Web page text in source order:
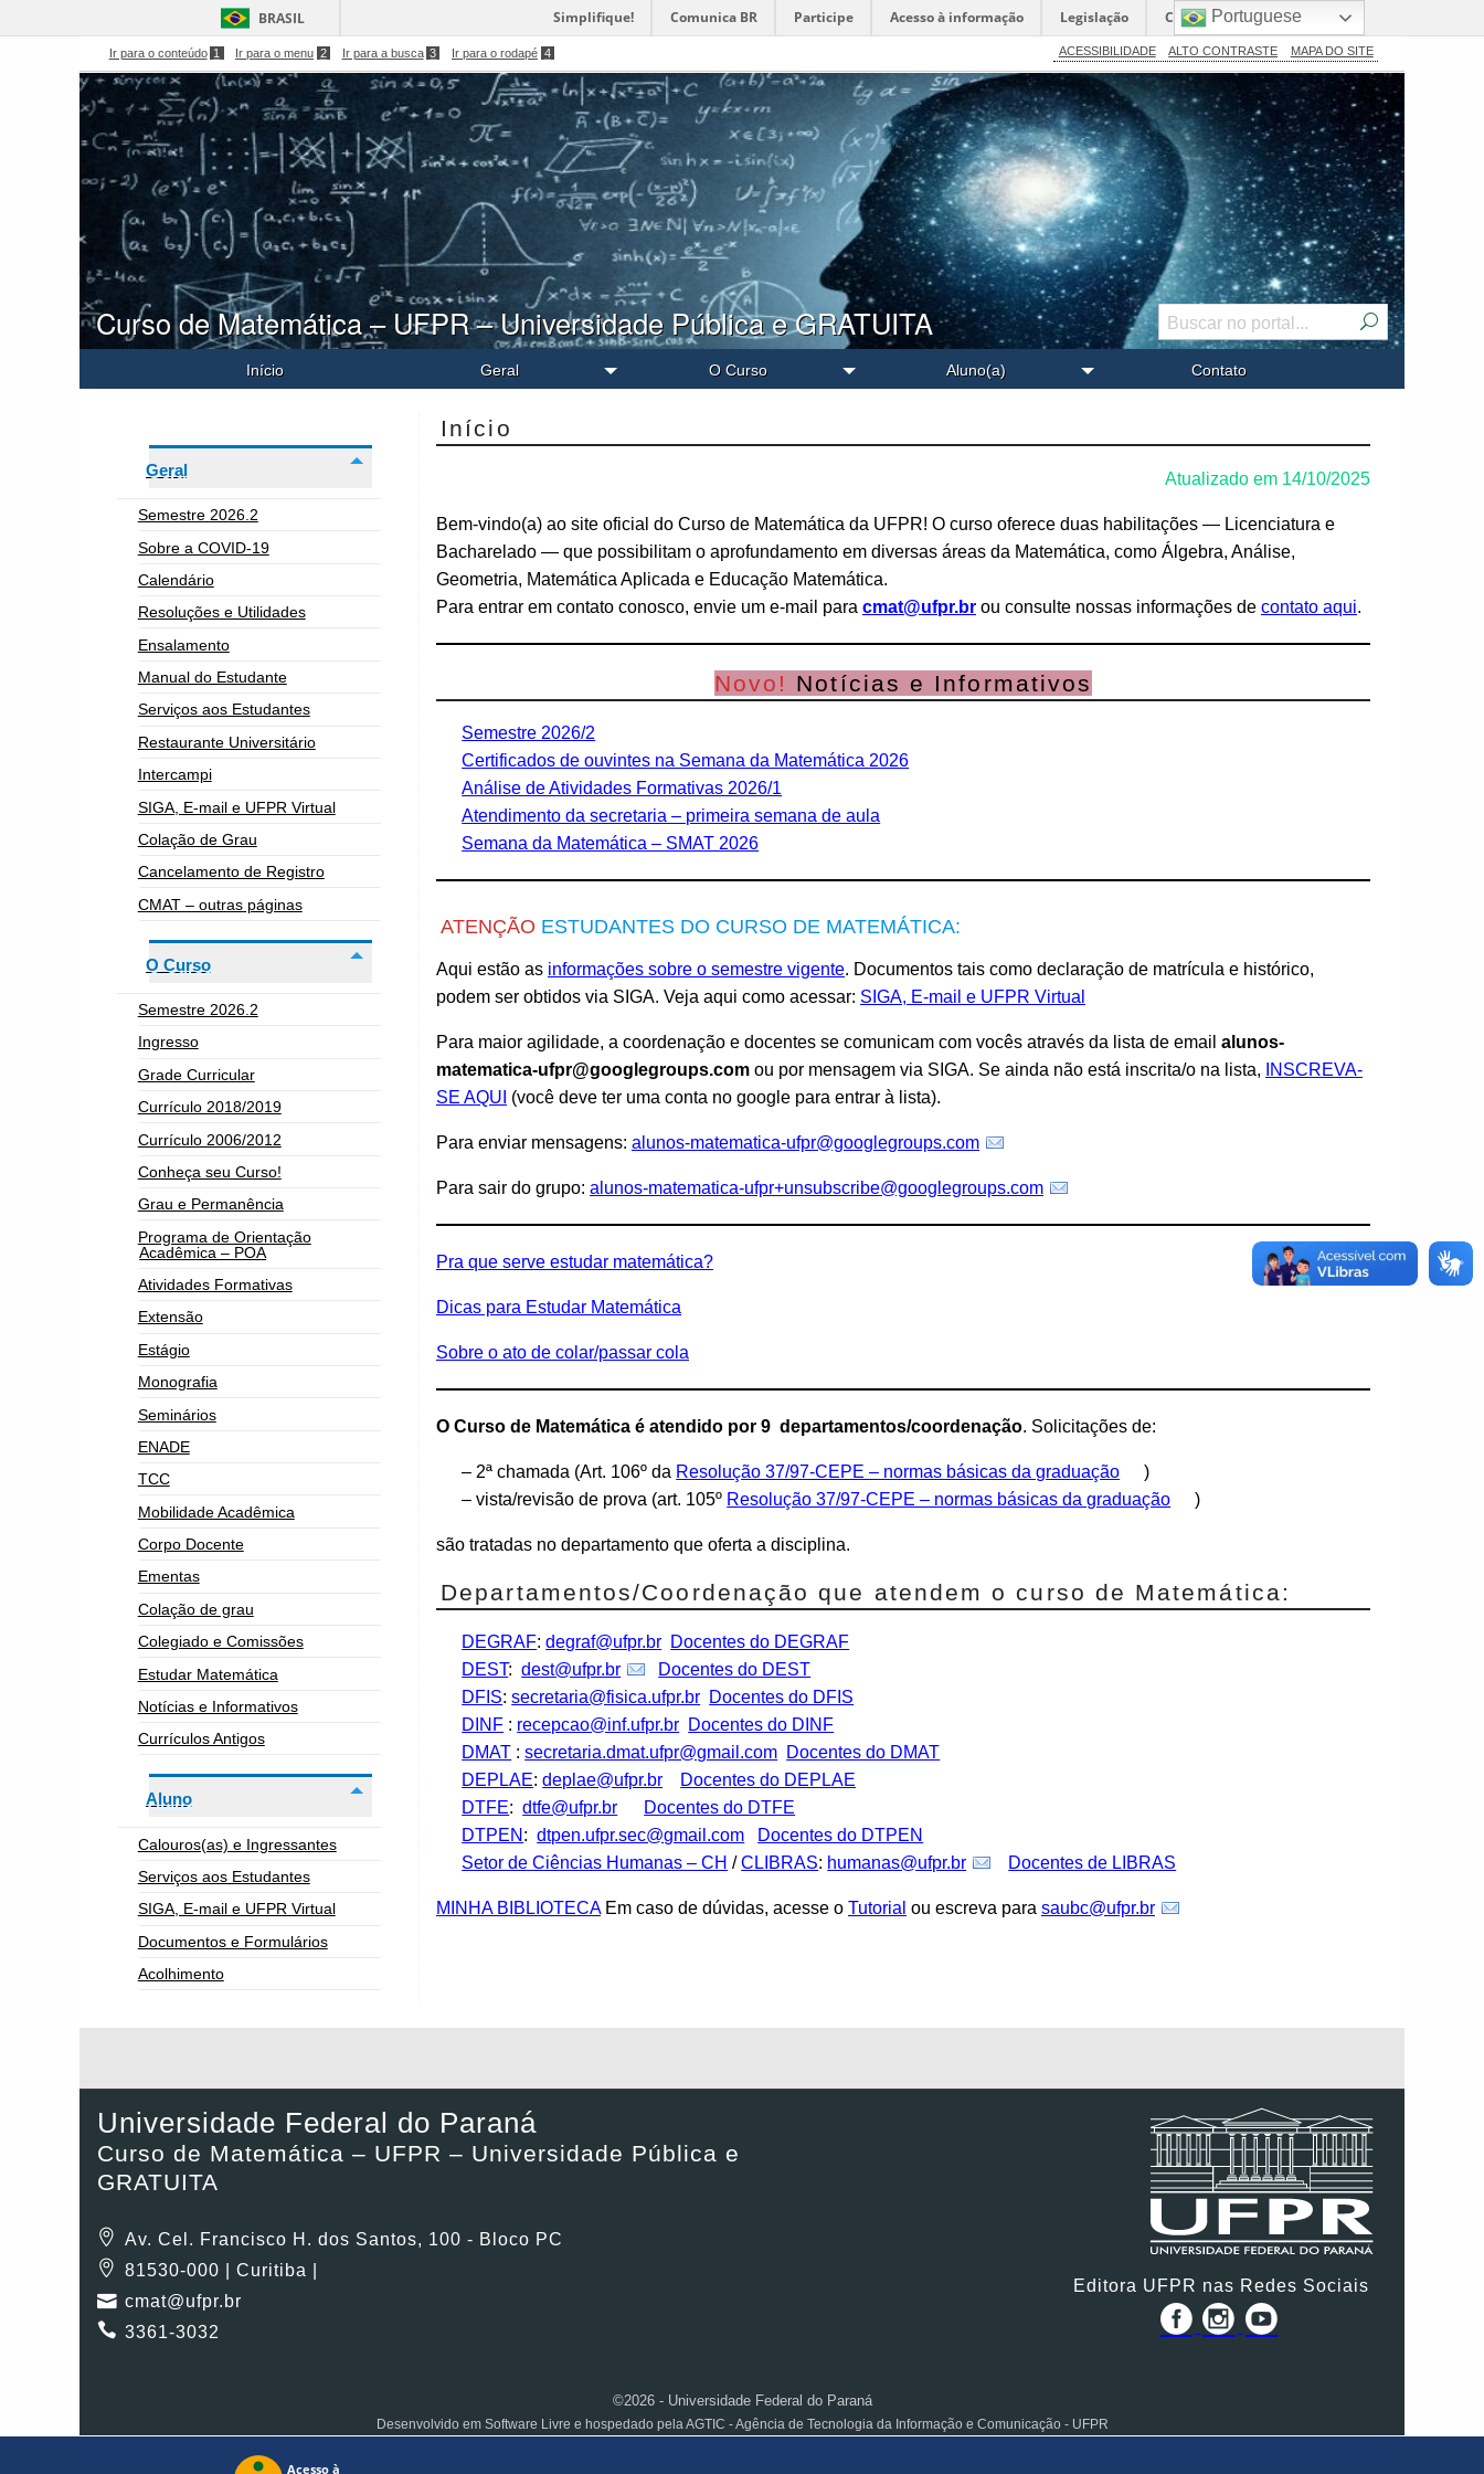
BRASIL Simplifique! Comunica BR Participe Acesso à informação Legislação Canais
Ir para o conteúdo 1 Ir para o menu 2 Ir para a busca 3 Ir para o rodapé 4 ACESSIBILIDADE ALTO CONTRASTE MAPA DO SITE
Curso de Matemática – UFPR – Universidade Pública e GRATUITA
Início Geral O Curso Aluno(a) Contato
Geral
Semestre 2026.2
Sobre a COVID-19
Calendário
Resoluções e Utilidades
Ensalamento
Manual do Estudante
Serviços aos Estudantes
Restaurante Universitário
Intercampi
SIGA, E-mail e UFPR Virtual
Colação de Grau
Cancelamento de Registro
CMAT – outras páginas
O Curso
Semestre 2026.2
Ingresso
Grade Curricular
Currículo 2018/2019
Currículo 2006/2012
Conheça seu Curso!
Grau e Permanência
Programa de Orientação
Acadêmica – POA
Atividades Formativas
Extensão
Estágio
Monografia
Seminários
ENADE
TCC
Mobilidade Acadêmica
Corpo Docente
Ementas
Colação de grau
Colegiado e Comissões
Estudar Matemática
Notícias e Informativos
Currículos Antigos
Aluno
Calouros(as) e Ingressantes
Serviços aos Estudantes
SIGA, E-mail e UFPR Virtual
Documentos e Formulários
Acolhimento
Início
Atualizado em 14/10/2025
Bem-vindo(a) ao site oficial do Curso de Matemática da UFPR! O curso oferece duas habilitações — Licenciatura e
Bacharelado — que possibilitam o aprofundamento em diversas áreas da Matemática, como Álgebra, Análise,
Geometria, Matemática Aplicada e Educação Matemática.
Para entrar em contato conosco, envie um e-mail para cmat@ufpr.br ou consulte nossas informações de contato aqui.
Novo! Notícias e Informativos
Semestre 2026/2
Certificados de ouvintes na Semana da Matemática 2026
Análise de Atividades Formativas 2026/1
Atendimento da secretaria – primeira semana de aula
Semana da Matemática – SMAT 2026
ATENÇÃO ESTUDANTES DO CURSO DE MATEMÁTICA:
Aqui estão as informações sobre o semestre vigente. Documentos tais como declaração de matrícula e histórico,
podem ser obtidos via SIGA. Veja aqui como acessar: SIGA, E-mail e UFPR Virtual
Para maior agilidade, a coordenação e docentes se comunicam com vocês através da lista de email alunos-
matematica-ufpr@googlegroups.com ou por mensagem via SIGA. Se ainda não está inscrita/o na lista,
INSCREVA-
SE AQUI (você deve ter uma conta no google para entrar à lista).
Para enviar mensagens: alunos-matematica-ufpr@googlegroups.com
Para sair do grupo: alunos-matematica-ufpr+unsubscribe@googlegroups.com
Pra que serve estudar matemática?
Dicas para Estudar Matemática
Sobre o ato de colar/passar cola
O Curso de Matemática é atendido por 9 departamentos/coordenação. Solicitações de:
– 2ª chamada (Art. 106º da Resolução 37/97-CEPE – normas básicas da graduação
)
– vista/revisão de prova (art. 105º Resolução 37/97-CEPE – normas básicas da graduação )
são tratadas no departamento que oferta a disciplina.
Departamentos/Coordenação que atendem o curso de Matemática:
DEGRAF:degraf@ufpr.br Docentes do DEGRAF
DEST:dest@ufpr.br
Docentes do DEST
DFIS:secretaria@fisica.ufpr.br Docentes do DFIS
DINF : recepcao@inf.ufpr.br Docentes do DINF
DMAT :secretaria.dmat.ufpr@gmail.com Docentes do DMAT
DEPLAE:deplae@ufpr.br
Docentes do DEPLAE
DTFE:dtfe@ufpr.br
Docentes do DTFE
DTPEN :dtpen.ufpr.sec@gmail.com
Docentes do DTPEN
Setor de Ciências Humanas – CH /CLIBRAS: humanas@ufpr.br Docentes de LIBRAS
MINHA BIBLIOTECAEm caso de dúvidas, acesse o Tutorial ou escreva para saubc@ufpr.br
Universidade Federal do Paraná
Curso de Matemática – UFPR – Universidade Pública e
GRATUITA
Av. Cel. Francisco H. dos Santos, 100 - Bloco PC
81530-000 | Curitiba |
cmat@ufpr.br
3361-3032
Editora UFPR nas Redes Sociais
©2026 - Universidade Federal do Paraná
Desenvolvido em Software Livre e hospedado pela AGTIC - Agência de Tecnologia da Informação e Comunicação - UFPR
Portuguese